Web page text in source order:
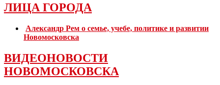
ЛИЦА ГОРОДА
Александр Рем о семье, учебе, политике и развитии
Новомосковска
ВИДЕОНОВОСТИ
НОВОМОСКОВСКА